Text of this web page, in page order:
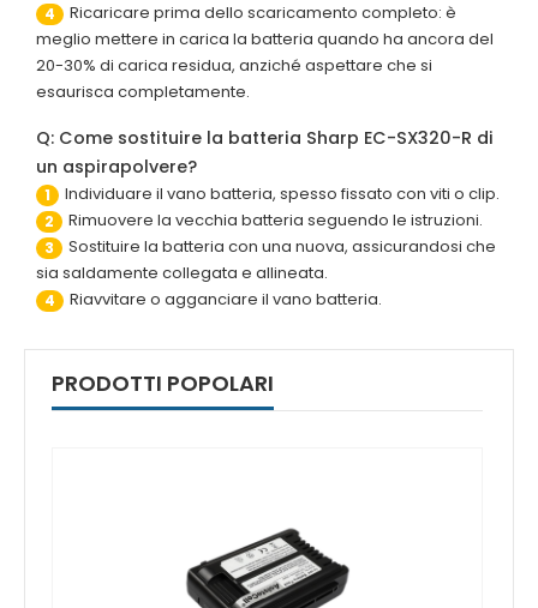
4
Ricaricare prima dello scaricamento completo: è
meglio mettere in carica la batteria quando ha ancora del
20-30% di carica residua, anziché aspettare che si
esaurisca completamente.
Q: Come sostituire la batteria Sharp EC-SX320-R di
un aspirapolvere?
1 Individuare il vano batteria, spesso fissato con viti o clip.
2 Rimuovere la vecchia batteria seguendo le istruzioni.
3
Sostituire la batteria con una nuova, assicurandosi che
sia saldamente collegata e allineata.
4 Riavvitare o agganciare il vano batteria.
PRODOTTI POPOLARI